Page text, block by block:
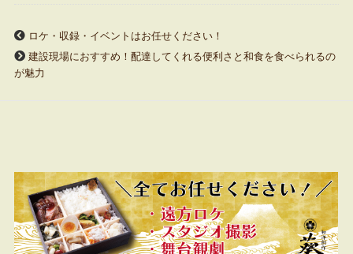
ロケ・収録・イベントはお任せください！
建設現場におすすめ！配達してくれる便利さと和食を食べられるの
が魅力